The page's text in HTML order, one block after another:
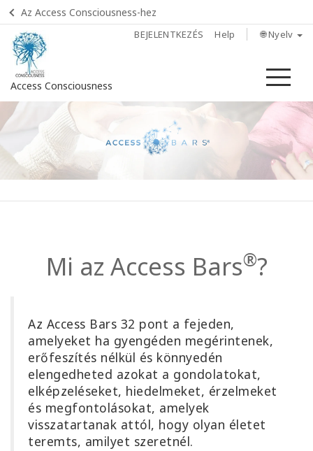
Az Access Consciousness-hez
BEJELENTKEZÉS Help 🌐 Nyelv
Access Consciousness
Bejelentkezés
fiókba
Tanuld
egy
nap
alatt
Tanítsd
az
Mi az Access Bars®?
Az Access Bars 32 pont a fejeden,
amelyeket ha gyengéden megérintenek,
erőfeszítés nélkül és könnyedén
elengedheted azokat a gondolatokat,
elképzeléseket, hiedelmeket, érzelmeket
és megfontolásokat, amelyek
visszatartanak attól, hogy olyan életet
teremts, amilyet szeretnél.